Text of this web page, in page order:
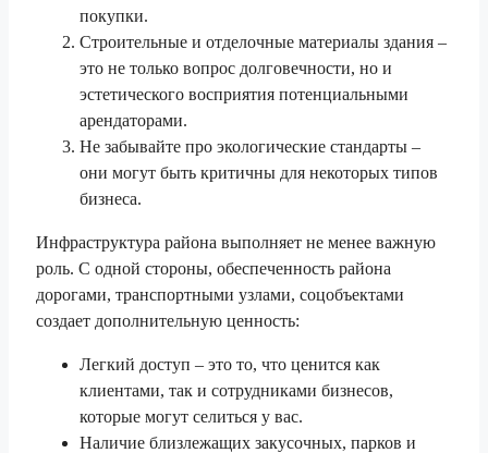
покупки.
Строительные и отделочные материалы здания –
это не только вопрос долговечности, но и
эстетического восприятия потенциальными
арендаторами.
Не забывайте про экологические стандарты –
они могут быть критичны для некоторых типов
бизнеса.
Инфраструктура района выполняет не менее важную
роль. С одной стороны, обеспеченность района
дорогами, транспортными узлами, соцобъектами
создает дополнительную ценность:
Легкий доступ – это то, что ценится как
клиентами, так и сотрудниками бизнесов,
которые могут селиться у вас.
Наличие близлежащих закусочных, парков и